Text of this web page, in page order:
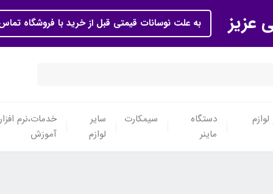
عزیز به علت نوسانات قیمتی قبل از خرید با فروشگاه
دستگاه
ماینر
سیمکارت
سایر
لوازم
خدمات،نرم
آموزش